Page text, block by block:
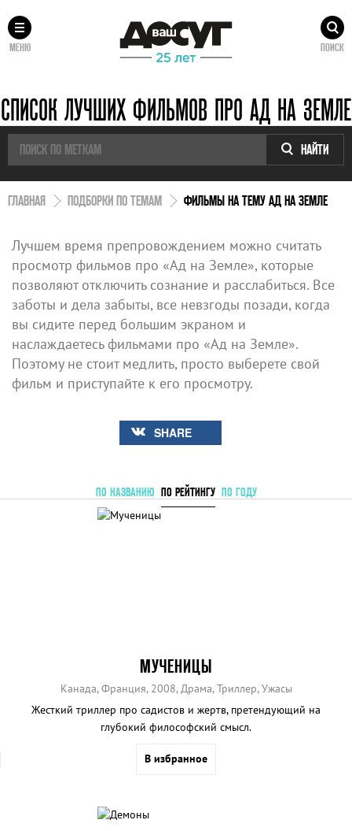
МЕНЮ ПОИСК
СПИСОК ЛУЧШИХ ФИЛЬМОВ ПРО АД НА ЗЕМЛЕ
НАЙТИ
ГЛАВНАЯ ПОДБОРКИ ПО ТЕМАМ ФИЛЬМЫ НА ТЕМУ АД НА ЗЕМЛЕ
Лучшем время препровождением можно считать
просмотр фильмов про «Ад на Земле», которые
позволяют отключить сознание и расслабиться. Все
заботы и дела забыты, все невзгоды позади, когда
вы сидите перед большим экраном и
наслаждаетесь фильмами про «Ад на Земле».
Поэтому не стоит медлить, просто выберете свой
фильм и приступайте к его просмотру.
SHARE
ПО НАЗВАНИЮ ПО РЕЙТИНГУ ПО ГОДУ
МУЧЕНИЦЫ
Канада, Франция, 2008, Драма, Триллер, Ужасы
Жесткий триллер про садистов и жертв, претендующий на
глубокий философский смысл.
В избранное